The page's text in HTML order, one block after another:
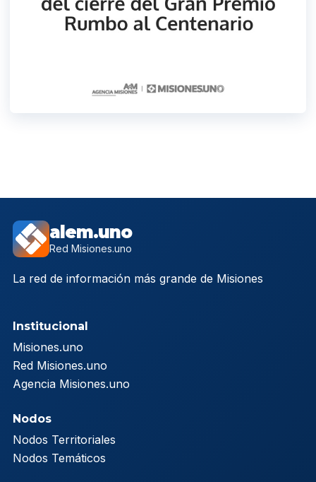
alem.uno
Red Misiones.uno
La red de información más grande de Misiones
Institucional
Misiones.uno
Red Misiones.uno
Agencia Misiones.uno
Nodos
Nodos Territoriales
Nodos Temáticos